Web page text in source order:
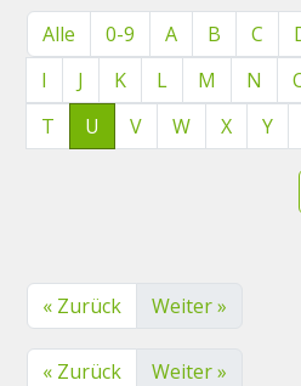
Alle 0-9 A B C
I
J K L M N
T
U V W X Y
« Zurück Weiter »
« Zurück Weiter »